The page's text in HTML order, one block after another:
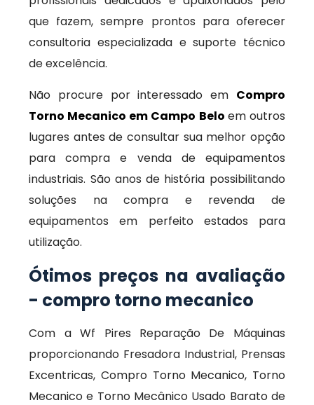
que fazem, sempre prontos para oferecer
consultoria especializada e suporte técnico
de excelência.
Não procure por interessado em Compro
Torno Mecanico em Campo Belo em outros
lugares antes de consultar sua melhor opção
para compra e venda de equipamentos
industriais. São anos de história possibilitando
soluções na compra e revenda de
equipamentos em perfeito estados para
utilização.
Ótimos preços na avaliação
- compro torno mecanico
Com a Wf Pires Reparação De Máquinas
proporcionando Fresadora Industrial, Prensas
Excentricas, Compro Torno Mecanico, Torno
Mecanico e Torno Mecânico Usado Barato de